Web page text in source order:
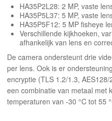
HA35P2L28: 2 MP, vaste
HA35P5L37: 5 MP, vaste
HA35P5F12: 5 MP fisheye
Verschillende kijkhoeken,
afhankelijk van lens en
De camera ondersteunt drie
per lens. Ook is er
encryptie (TLS 1.2/1.3,
een combinatie van metaal met
temperaturen van -30 °C tot 55